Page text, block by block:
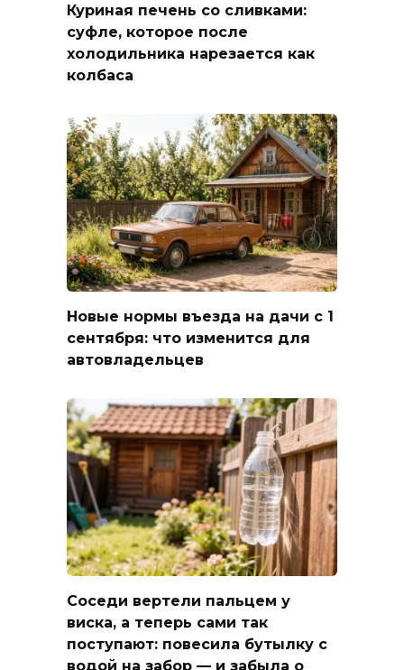
Куриная печень со сливками:
суфле, которое после
холодильника нарезается как
колбаса
Новые нормы въезда на дачи с 1
сентября: что изменится для
автовладельцев
Соседи вертели пальцем у
виска, а теперь сами так
поступают: повесила бутылку с
водой на забор — и забыла о